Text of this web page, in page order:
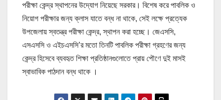
পরীক্ষা কেন্দ্র স্থাপনের উদ্যোগ নিয়েছে সরকার। বিশেষ করে পাবলিক ও
নিয়োগ পরীক্ষার জন্য ক্লাস যাতে বন্ধ না থাকে, সেই লক্ষে প্রত্যেক
উপজেলায় স্বতন্ত্র পরীক্ষা কেন্দ্র, স্থাপন করা হচ্ছে। জেএসসি,
এসএসসি ও এইচএসসি’র মতো তিনটি পাবলিক পরীক্ষা গ্রহণের জন্য
কেন্দ্র হিসেবে ব্যবহৃত শিক্ষা প্রতিষ্ঠানগুলোতে প্রায় পৌণে দুই মাসই
স্বাভাবিক পাঠদান বন্ধ থাকে ।